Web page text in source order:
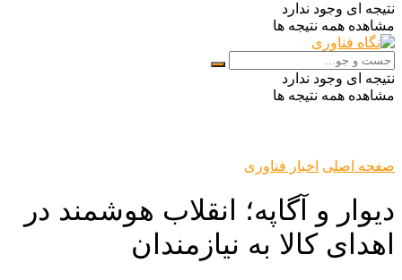
نتیجه ای وجود ندارد
مشاهده همه نتیجه ها
نتیجه ای وجود ندارد
مشاهده همه نتیجه ها
صفحه اصلی اخبار فناوری
دیوار و آگاپه؛ انقلاب هوشمند در
اهدای کالا به نیازمندان